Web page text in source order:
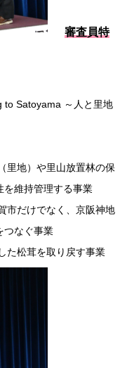
審査員特
Satoyama ～人と里地
里地）や里山放置林の保
を維持管理する事業
市だけでなく、京阪神地
つなぐ事業
た松茸を取り戻す事業